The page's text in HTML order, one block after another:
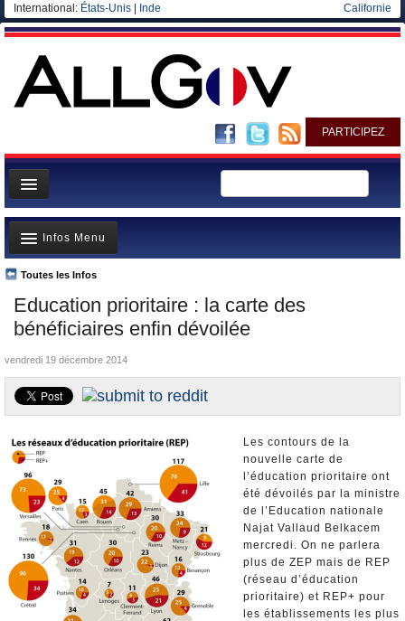
International: États-Unis Inde Californie
PARTICIPEZ
Page d'accueil
Infos
Gouvernement
Ministères/Directions
Blog
Elections européennes
Education prioritaire : la carte des
bénéficiaires enfin dévoilée
Toutes les Infos
Infos Menu
A la Une
Polémiques
La France et le Monde
Nominations et Démissions
Elections européennes
Infos insolites
vendredi 19 décembre 2014
Les contours de la
nouvelle carte de
l’éducation prioritaire ont
été dévoilés par la ministre
de l’Education nationale
Najat Vallaud Belkacem
mercredi. On ne parlera
plus de ZEP mais de REP
(réseau d’éducation
prioritaire) et REP+ pour
les établissements les plus